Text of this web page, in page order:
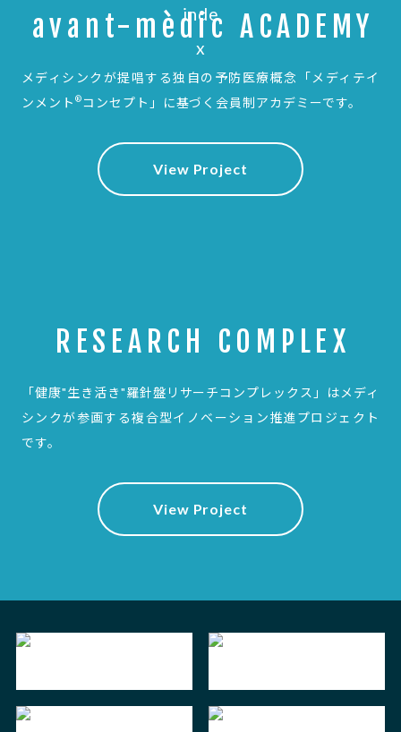
avant-mèdic ACADEMY
メディシンクが提唱する独自の予防医療概念
「メディテイ
ンメント ®コンセプト」に基づく会員制アカデミーです。
View Project
RESEARCH COMPLEX
「健康"生き活き"羅針盤リサーチコンプレックス」は メディ
シンクが参画する複合型イノベーション推進プロジェクト
です。
View Project